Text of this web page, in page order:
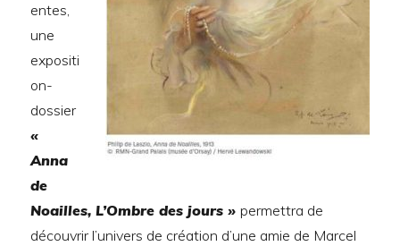
entes,
une
expositi
on-
dossier
«
Anna
de
Noailles, L’Ombre des jours »permettra de
découvrir l’univers de création d’une amie de Marcel